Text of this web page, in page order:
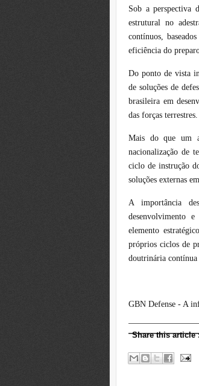
Sob a perspectiva
estrutural no
contínuos,
eficiência do
Do ponto de vista
de soluções de
brasileira em
das forças terrestres.
Mais do que um
nacionalização de
ciclo de instrução
soluções externas
A importância
desenvolvimento
elemento
próprios ciclos de
doutrinária contínua
GBN Defense - A
Share this article